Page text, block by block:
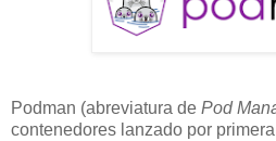
Podman (abreviatura de Pod
contenedores lanzado por